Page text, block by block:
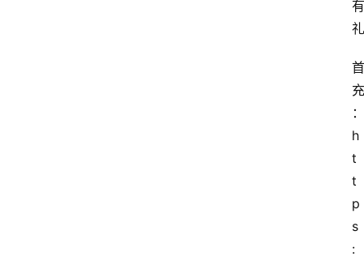
有
礼
首
充
：
h
t
t
p
s
: